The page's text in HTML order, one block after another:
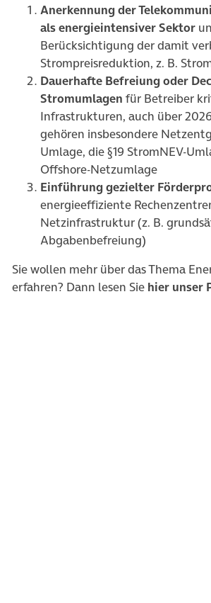
Anerkennung der
als energieintensiver Sektor
Berücksichtigung der damit
Strompreisreduktion, z. B.
Dauerhafte Befreiung oder
Stromumlagen für Betreiber
Infrastrukturen, auch über
gehören insbesondere
Umlage, die §19 StromNEV-
Offshore-Netzumlage
Einführung gezielter
energieeffiziente
Netzinfrastruktur (z. B.
Abgabenbefreiung)
Sie wollen mehr über das Thema
erfahren? Dann lesen Sie hier unser